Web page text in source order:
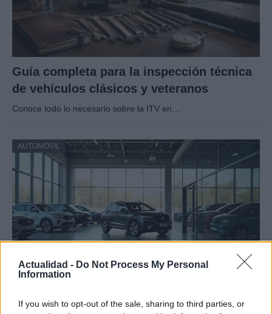
Actualidad - Do Not Process My Personal
Information
If you wish to opt-out of the sale, sharing to third parties, or
Guía completa para la inspección técnica
de vehículos clásicos y veteranos
Conoce todo lo necesario sobre la ITV en…
AUTOMOVIL
transformando el mercado automovilístico